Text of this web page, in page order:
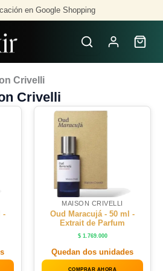
en Google Shopping
Crivelli
Crivelli
-
MAISON CRIVELLI
Oud Maracujá - 50 ml -
Extrait de Parfum
$1.769.000
Quedan dos unidades
COMPRAR AHORA